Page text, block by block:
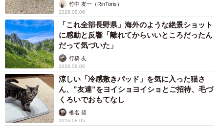
写真やイラスト、タイトルやセリフ、紹介コメントなどが
ことごとく違っているというネタ。そんな矛盾した情報に
頭が混乱しそうになる画像やアスキーアートが、当時たく
さんネット上に拡散されました。
そこで、件の写真について「ネットミームみたいだな」とX
に投稿したところ、リプ欄にはジョークっぽいコメントも
含め、たくさんの反響がありました。
竹中 友一（RinToris）
2026.08.06
「これ全部長野県」海外のような絶景ショット
に感動と反響「離れてからいいところだったん
だって気づいた」
行橋 友
2026.08.06
涼しい「冷感敷きパッド」を気に入った猫さ
ん、”友達”をヨイショヨイショとご招待、毛づ
くろいでおもてなし
椎名 碧
2026.08.05